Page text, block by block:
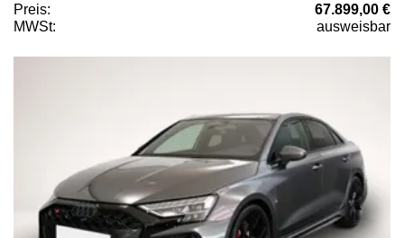
Preis:
67.899,00 €
MWSt:
ausweisbar